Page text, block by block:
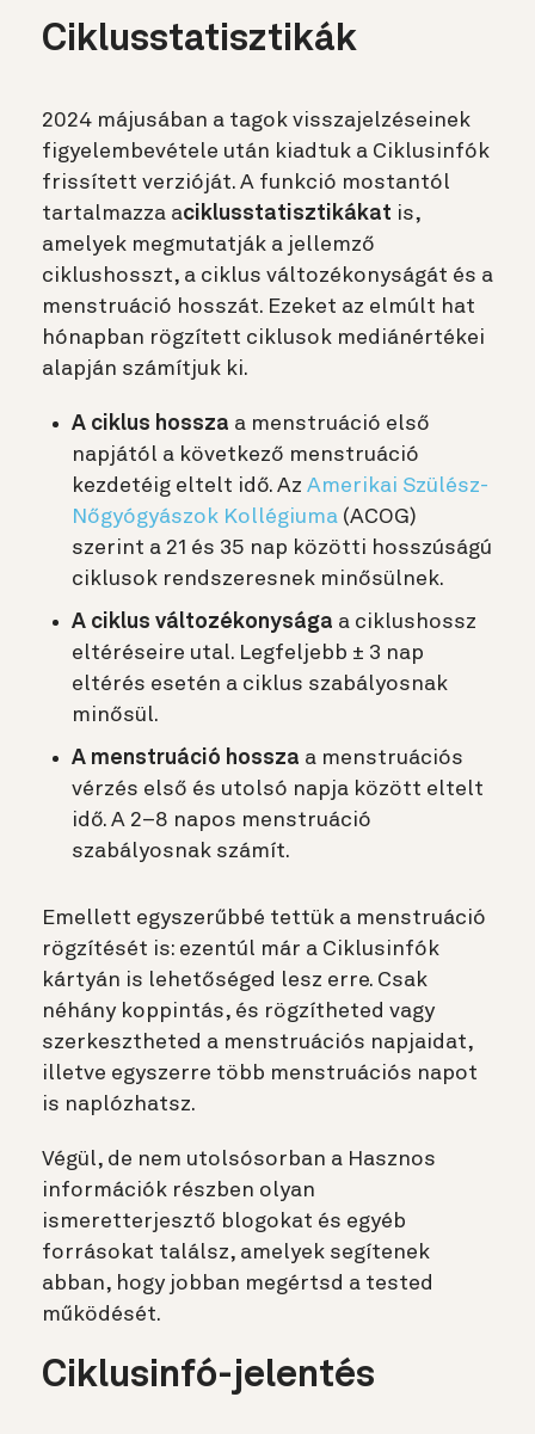
Ciklusstatisztikák
2024 májusában a tagok visszajelzéseinek
figyelembevétele után kiadtuk a Ciklusinfók
frissített verzióját. A funkció mostantól
tartalmazza aciklusstatisztikákat is,
amelyek megmutatják a jellemző
ciklushosszt, a ciklus változékonyságát és a
menstruáció hosszát. Ezeket az elmúlt hat
hónapban rögzített ciklusok mediánértékei
alapján számítjuk ki.
A ciklus hossza a menstruáció első
napjától a következő menstruáció
kezdetéig eltelt idő. Az Amerikai Szülész-
Nőgyógyászok Kollégiuma (ACOG)
szerint a 21 és 35 nap közötti hosszúságú
ciklusok rendszeresnek minősülnek.
A ciklus változékonysága a ciklushossz
eltéréseire utal. Legfeljebb ± 3 nap
eltérés esetén a ciklus szabályosnak
minősül.
A menstruáció hossza a menstruációs
vérzés első és utolsó napja között eltelt
idő. A 2–8 napos menstruáció
szabályosnak számít.
Emellett egyszerűbbé tettük a menstruáció
rögzítését is: ezentúl már a Ciklusinfók
kártyán is lehetőséged lesz erre. Csak
néhány koppintás, és rögzítheted vagy
szerkesztheted a menstruációs napjaidat,
illetve egyszerre több menstruációs napot
is naplózhatsz.
Végül, de nem utolsósorban a Hasznos
információk részben olyan
ismeretterjesztő blogokat és egyéb
forrásokat találsz, amelyek segítenek
abban, hogy jobban megértsd a tested
működését.
Ciklusinfó-jelentés